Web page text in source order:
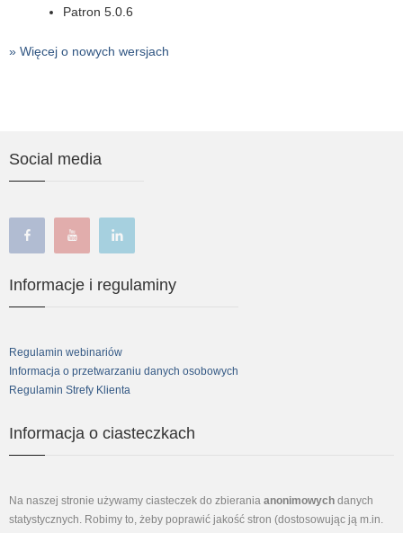
Patron 5.0.6
» Więcej o nowych wersjach
Social media
Informacje i regulaminy
Regulamin webinariów
Informacja o przetwarzaniu danych osobowych
Regulamin Strefy Klienta
Informacja o ciasteczkach
Na naszej stronie używamy ciasteczek do zbierania anonimowych danych
statystycznych. Robimy to, żeby poprawić jakość stron (dostosowując ją m.in.